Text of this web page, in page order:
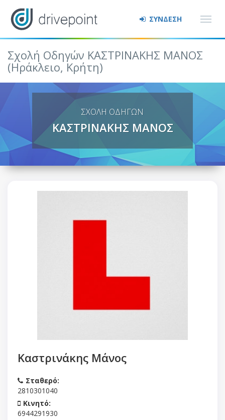
ΣΥΝΔΕΣΗ
Σχολή Οδηγών ΚΑΣΤΡΙΝΑΚΗΣ ΜΑΝΟΣ
(Ηράκλειο, Κρήτη)
ΣΧΟΛΗ ΟΔΗΓΩΝ
ΚΑΣΤΡΙΝΑΚΗΣ ΜΑΝΟΣ
Καστρινάκης Μάνος
Σταθερό:
2810301040
Κινητό:
6944291930